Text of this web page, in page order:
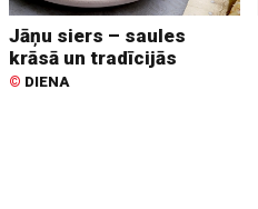
Jāņu siers – saules
krāsā un tradīcijās
© DIENA